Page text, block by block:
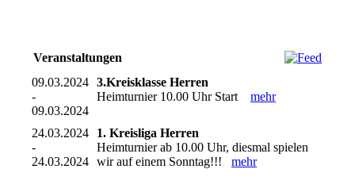
Veranstaltungen
09.03.2024
-
09.03.2024
3.Kreisklasse Herren
Heimturnier 10.00 Uhr Start mehr
24.03.2024
-
24.03.2024
1. Kreisliga Herren
Heimturnier ab 10.00 Uhr, diesmal spielen
wir auf einem Sonntag!!! mehr